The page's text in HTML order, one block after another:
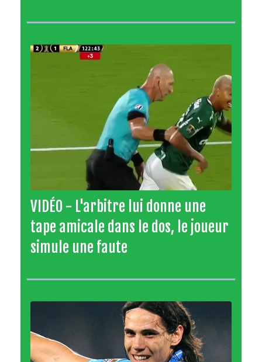
VIDÉO - L'arbitre lui donne une
tape amicale dans le dos, le joueur
simule une faute